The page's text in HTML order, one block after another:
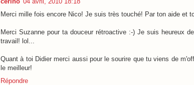
Merci mille fois encore Nico! Je suis très touché! Par ton aide et
Merci Suzanne pour ta douceur rétroactive :-) Je suis heureux
travail! lol...
Quant à toi Didier merci aussi pour le sourire que tu viens de
le meilleur!
Répondre